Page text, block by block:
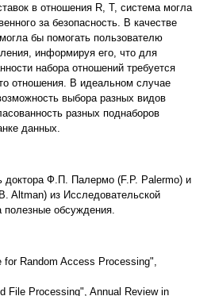
в отношения R, T, система могла
за безопасность. В качестве
бы помогать пользователю
информируя его, что для
набора отношений требуется
отношения. В идеальном случае
выбора разных видов
разных поднаборов
данных.
доктора Ф.П. Палермо (F.P. Palermo) и
Altman) из Исследовательской
полезные обсуждения.
for Random Access Processing",
File Processing", Annual Review in